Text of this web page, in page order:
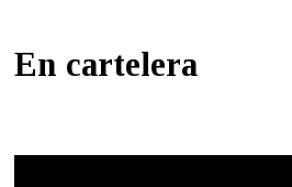
En cartelera